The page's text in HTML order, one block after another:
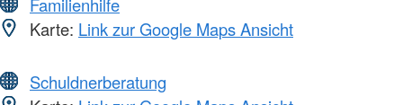
Karte: Link zur Google Maps Ansicht
Schuldnerberatung